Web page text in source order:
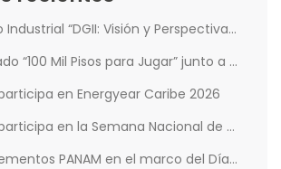
“DGII: Visión y Perspectivas de la Administración Tributaria”
Mil Pisos para Jugar” junto a Hábitat para la Humanidad
en Energyear Caribe 2026
en la Semana Nacional de Financiamiento Climático
PANAM en el marco del Día Mundial del Medio Ambiente